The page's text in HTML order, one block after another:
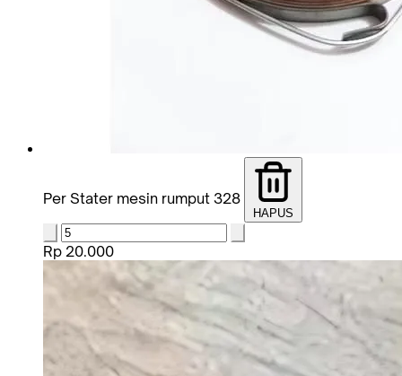
Per Stater mesin rumput 328
HAPUS
Rp 20.000